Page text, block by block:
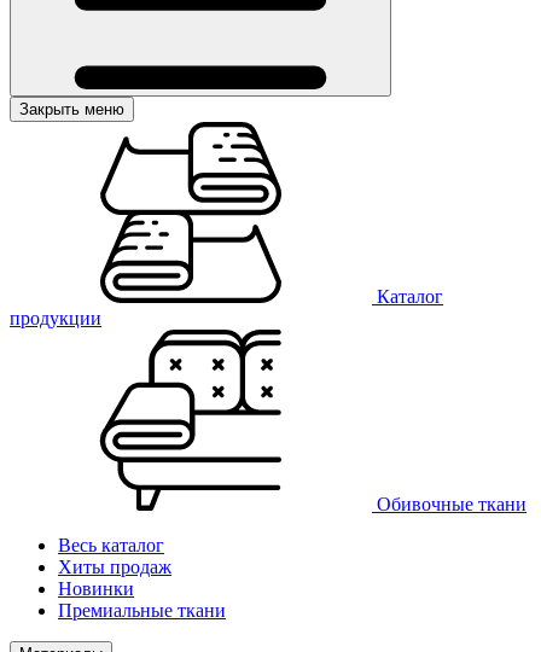
Закрыть меню
Каталог
продукции
Обивочные ткани
Весь каталог
Хиты продаж
Новинки
Премиальные ткани